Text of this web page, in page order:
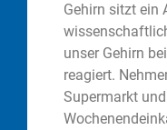
Gehirn sitzt ein
unser Gehirn
reagiert.
Supermarkt